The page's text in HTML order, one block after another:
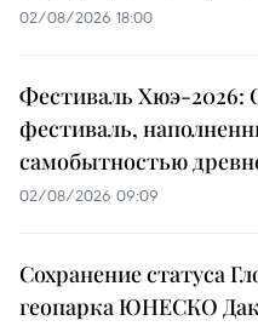
02/08/2026 18:00
Фестиваль Хюэ-2026:
фестиваль,
самобытностью
02/08/2026 09:09
Сохранение статуса
геопарка ЮНЕСКО